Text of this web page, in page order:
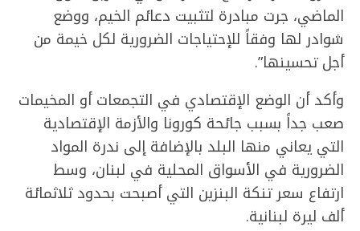
الماضي، جرت مبادرة لتثبيت دعائم الخيم، ووضع
شوادر لها وفقاً للإحتياجات الضرورية لكل خيمة من
أجل تحسينها”.
وأكد أن الوضع الإقتصادي في التجمعات أو المخيمات
صعب جداً بسبب جائحة كورونا والأزمة الإقتصادية
التي يعاني منها البلد بالإضافة إلى ندرة المواد
الضرورية في الأسواق المحلية في لبنان، وسط
ارتفاع سعر تنكة البنزين التي أصبحت بحدود ثلاثمائة
ألف ليرة لبنانية.